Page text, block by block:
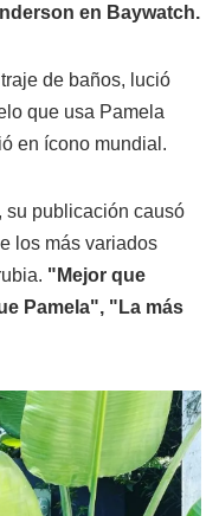
en Baywatch.
de baños, lució
que usa Pamela
en ícono mundial.
su publicación causó
los más variados
"Mejor que
Pamela", "La más